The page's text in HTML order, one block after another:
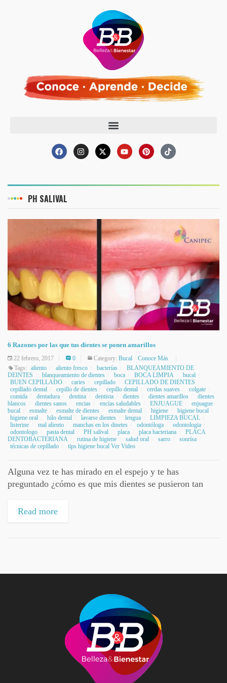
PH SALIVAL
6 Razones por las que tus dientes se ponen amarillos
22 febrero, 2017 0 Category: Bucal
Conoce Más
Tags:
aliento aliento fresco bacterías
BLANQUEAMIENTO DE
DEINTES
blanqueamiento de dientes boca BOCA LIMPIA
bucal
BUEN CEPILLADO
caries cepillado
CEPILLADO DE DIENTES
cepillado dental
cepillo de dientes cepillo dental cerdas suaves
colgate
comida
dentadura dentina dentista dientes dientes amarillos
dientes
blancos
dientes sanos encias encías saludables ENJUAGUE
enjuague
bucal
esmalte esmalte de dientes esmalte dental higiene
higiene bucal
higiene oral
hilo dental lavarse dientes lengua
LIMPIEZA BUCAL
listerine
mal aliento manchas en los dinetes odontóloga
odontologia
odontologo
pasta dental PH salival placa placa bacteriana
PLACA
DENTOBACTERIANA
rutina de higiene salud oral sarro
sonrísa
técnicas de cepillado
tips higiene bucal Ver Video
Alguna vez te has mirado en el espejo y te has
preguntado ¿cómo es que mis dientes se pusieron tan
porque...
Read more